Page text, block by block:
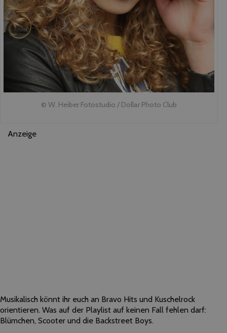
© W. Heiber Fotostudio / Dollar Photo Club
Anzeige
Musikalisch könnt ihr euch an Bravo Hits und Kuschelrock
orientieren. Was auf der Playlist auf keinen Fall fehlen darf:
Blümchen, Scooter und die Backstreet Boys.